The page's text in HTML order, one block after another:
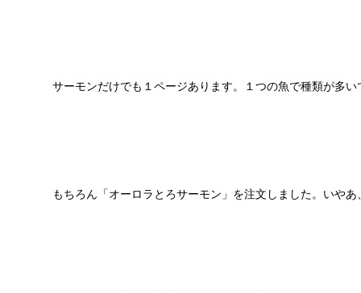
サーモンだけでも１ページあります。１つの魚で種類が多い
もちろん「オーロラとろサーモン」を注文しました。いや